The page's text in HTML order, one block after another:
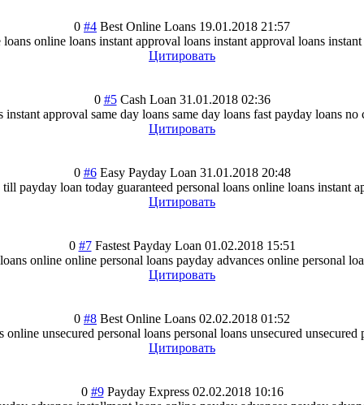
0 #4 Best Online Loans 19.01.2018 21:57
loans online loans instant approval loans instant approval loans
Цитировать
0 #5 Cash Loan 31.01.2018 02:36
instant approval same day loans same day loans fast payday loans no
Цитировать
0 #6 Easy Payday Loan 31.01.2018 20:48
payday loan today guaranteed personal loans online loans instant
Цитировать
0 #7 Fastest Payday Loan 01.02.2018 15:51
online online personal loans payday advances online personal
Цитировать
0 #8 Best Online Loans 02.02.2018 01:52
online unsecured personal loans personal loans unsecured unsecured
Цитировать
0 #9 Payday Express 02.02.2018 10:16